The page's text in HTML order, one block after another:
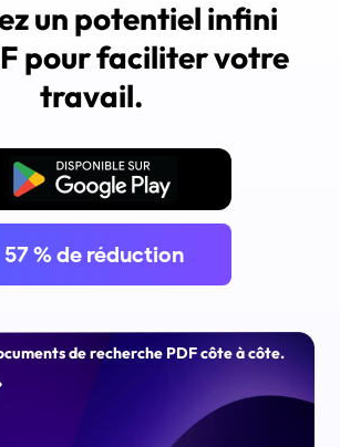
un potentiel infini
pour faciliter votre
travail.
Télécharger
57 % de réduction
de recherche PDF côte à côte.